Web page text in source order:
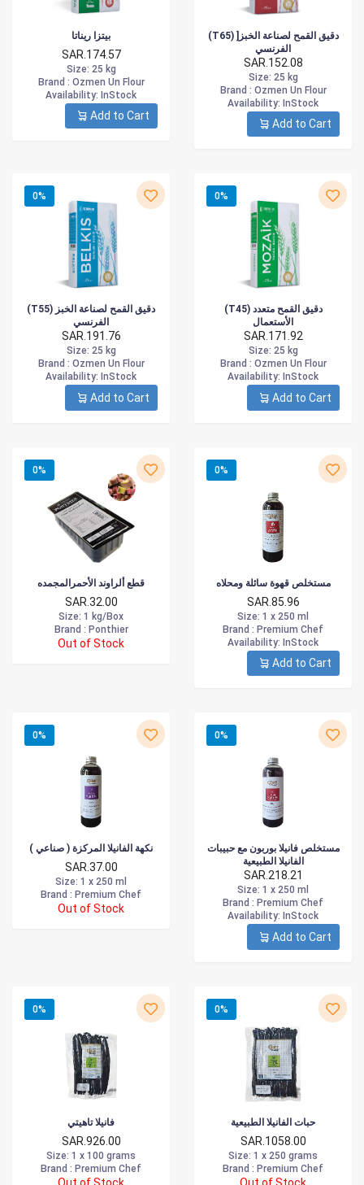
بيتزا ريناتا
SAR.174.57
Size: 25 kg
Brand : Ozmen Un Flour
Availability: InStock
Add to Cart
(T65) ]دقيق القمح لصناعة الخبز
الفرنسي
SAR.152.08
Size: 25 kg
Brand : Ozmen Un Flour
Availability: InStock
Add to Cart
0%
(T55) دقيق القمح لصناعة الخبز
الفرنسي
SAR.191.76
Size: 25 kg
Brand : Ozmen Un Flour
Availability: InStock
Add to Cart
0%
(T45) دقيق القمح متعدد
الأستعمال
SAR.171.92
Size: 25 kg
Brand : Ozmen Un Flour
Availability: InStock
Add to Cart
0%
قطع ألراوند الأحمرالمجمده
SAR.32.00
Size: 1 kg/Box
Brand : Ponthier
Out of Stock
0%
مستخلص قهوة سائلة ومحلاه
SAR.85.96
Size: 1 x 250 ml
Brand : Premium Chef
Availability: InStock
Add to Cart
0%
نكهة الفانيلا المركزة ( صناعي )
SAR.37.00
Size: 1 x 250 ml
Brand : Premium Chef
Out of Stock
0%
مستخلص فانيلا بوربون مع حبيبات
الفانيلا الطبيعية
SAR.218.21
Size: 1 x 250 ml
Brand : Premium Chef
Availability: InStock
Add to Cart
0%
فانيلا تاهيتي
SAR.926.00
Size: 1 x 100 grams
Brand : Premium Chef
0%
حبات الفانيلا الطبيعية
SAR.1058.00
Size: 1 x 250 grams
Brand : Premium Chef